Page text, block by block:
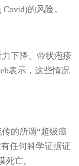
Covid)的风险。
下降、带状疱疹
表示，这些情况
的所谓“超级癌
任何科学证据证
亡。